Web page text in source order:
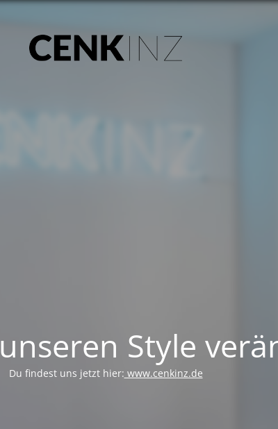
Style
Du findest uns jetzt hier: www.cenkinz.de